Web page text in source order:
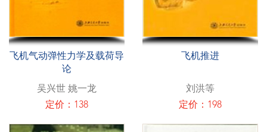
飞机气动弹性力学及载荷导
论
吴兴世 姚一龙
定价：138
飞机推进
刘洪等
定价：198